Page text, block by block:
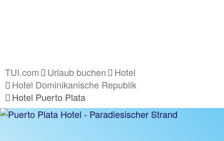
TUI.com Urlaub buchen
Hotel
Hotel Dominikanische Republik
Hotel Puerto Plata